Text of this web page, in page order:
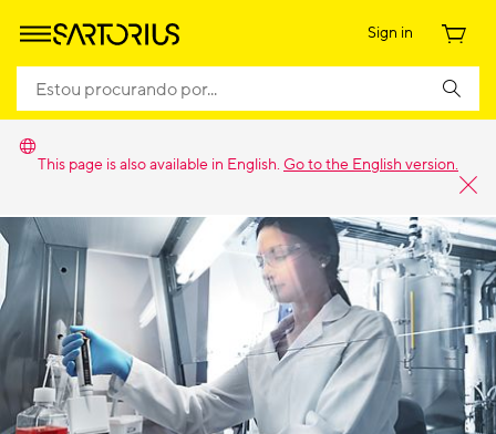
Sign in
This page is also available in English. Go to the English version.